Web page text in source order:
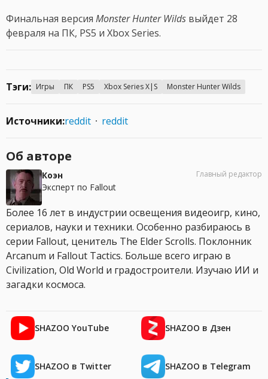
Финальная версия Monster Hunter Wilds выйдет 28
февраля на ПК, PS5 и Xbox Series.
Тэги: Игры ПК PS5 Xbox Series X|S Monster Hunter Wilds
Источники:reddit reddit
Об авторе
Коэн
Эксперт по Fallout
Главный редактор
Более 16 лет в индустрии освещения видеоигр, кино,
сериалов, науки и техники. Особенно разбираюсь в
серии Fallout, ценитель The Elder Scrolls. Поклонник
Arcanum и Fallout Tactics. Больше всего играю в
Civilization, Old World и градостроители. Изучаю ИИ и
загадки космоса.
SHAZOO YouTube SHAZOO в Дзен
SHAZOO в Twitter SHAZOO в Telegram